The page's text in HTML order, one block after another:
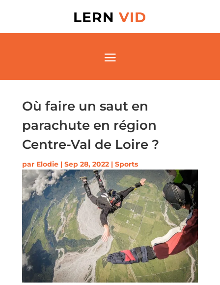
LERNVID
Où faire un saut en
parachute en région
Centre-Val de Loire ?
par Elodie| Sep 28, 2022| Sports